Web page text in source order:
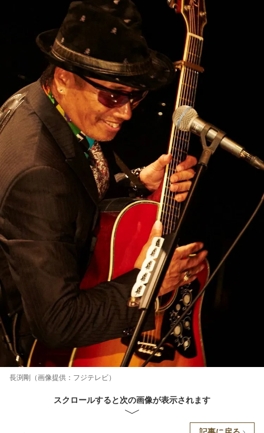
長渕剛（画像提供：フジテレビ）
スクロールすると次の画像が表示されます